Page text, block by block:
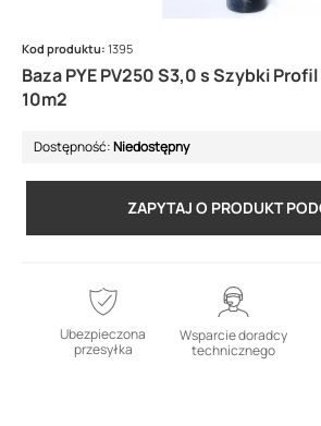
Baza PYE PV250 S3,0 s Szybki Profil
10m2
Kod produktu: 1395
Dostępność:Niedostępny
ZAPYTAJ O PRODUKT
Ubezpieczona
przesyłka
Wsparcie doradcy
technicznego